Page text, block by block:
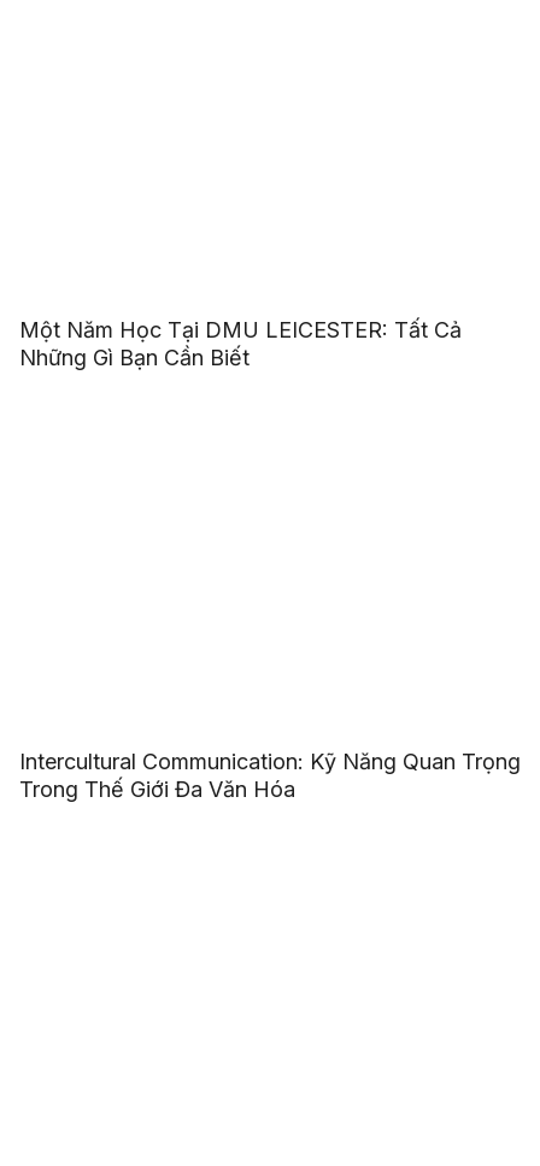
Một Năm Học Tại DMU LEICESTER: Tất Cả
Những Gì Bạn Cần Biết
Intercultural Communication: Kỹ Năng Quan Trọng
Trong Thế Giới Đa Văn Hóa